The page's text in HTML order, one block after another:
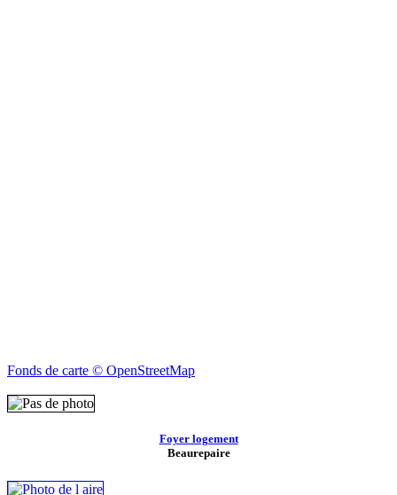
Fonds de carte © OpenStreetMap
Foyer logement
Beaurepaire